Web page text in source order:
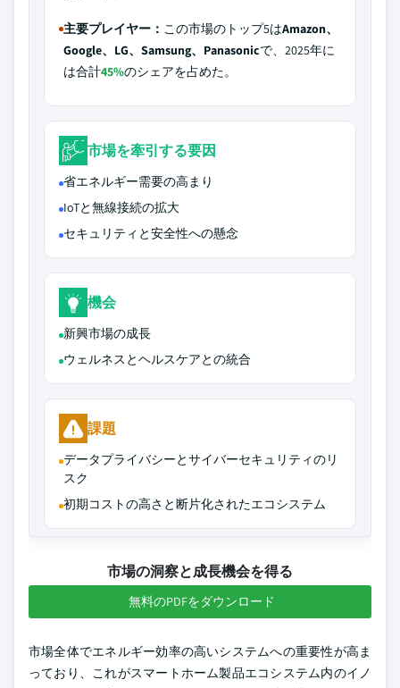
主要プレイヤー： この市場のトップ5はAmazon、
Google、LG、Samsung、Panasonicで、2025年に
は合計45%のシェアを占めた。
市場を牽引する要因
省エネルギー需要の高まり
IoTと無線接続の拡大
セキュリティと安全性への懸念
機会
新興市場の成長
ウェルネスとヘルスケアとの統合
課題
データプライバシーとサイバーセキュリティのリ
スク
初期コストの高さと断片化されたエコシステム
市場の洞察と成長機会を得る
無料のPDFをダウンロード
市場全体でエネルギー効率の高いシステムへの重要性が高ま
っており、これがスマートホーム製品エコシステム内のイノ